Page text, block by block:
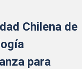
Chilena de
para